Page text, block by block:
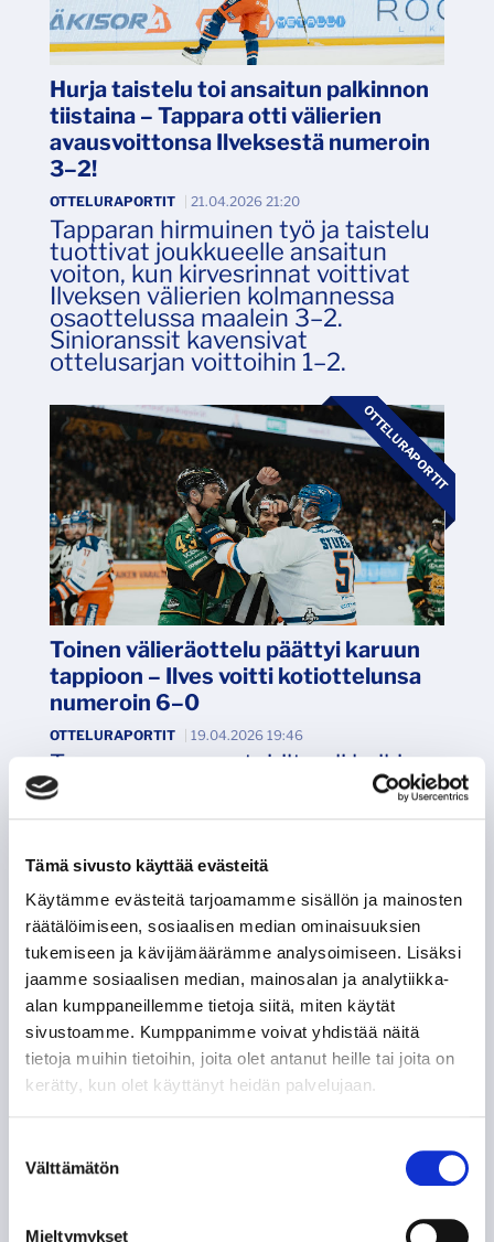
Tämä sivusto käyttää evästeitä
Käytämme evästeitä tarjoamamme sisällön ja mainosten
räätälöimiseen, sosiaalisen median ominaisuuksien
tukemiseen ja kävijämäärämme analysoimiseen. Lisäksi
jaamme sosiaalisen median, mainosalan ja analytiikka-
alan kumppaneillemme tietoja siitä, miten käytät
sivustoamme. Kumppanimme voivat yhdistää näitä
tietoja muihin tietoihin, joita olet antanut heille tai joita on
kerätty, kun olet käyttänyt heidän palvelujaan.
valinta
Välttämätön
Mieltymykset
Hurja taistelu toi ansaitun palkinnon
tiistaina – Tappara otti välierien
avausvoittonsa Ilveksestä numeroin
3–2!
OTTELURAPORTIT 21.04.2026 21:20
Tapparan hirmuinen työ ja taistelu
tuottivat joukkueelle ansaitun
voiton, kun kirvesrinnat voittivat
Ilveksen välierien kolmannessa
osaottelussa maalein 3–2.
Sinioranssit kavensivat
ottelusarjan voittoihin 1–2.
OTTELURAPORTIT
Toinen välieräottelu päättyi karuun
tappioon – Ilves voitti kotiottelunsa
numeroin 6–0
OTTELURAPORTIT 19.04.2026 19:46
Tapparan sunnuntai-ilta oli kaikin
tavoin haastava, kun Ilves vei
nimiinsä toisen välieräottelun
lukemin 6–0. Kirvesrinnat jäivät
kuluvan kauden aikana.
OTTELURAPORTIT
Niin lähellä, mutta silti niin kaukana –